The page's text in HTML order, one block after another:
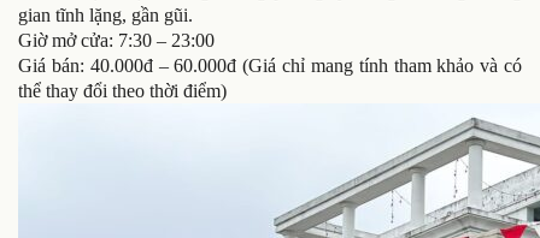
gian tĩnh lặng, gần gũi.
Giờ mở cửa: 7:30 – 23:00
Giá bán: 40.000đ – 60.000đ (Giá chỉ mang tính tham khảo và có
thể thay đổi theo thời điểm)